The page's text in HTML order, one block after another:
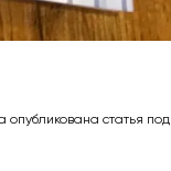
статья под